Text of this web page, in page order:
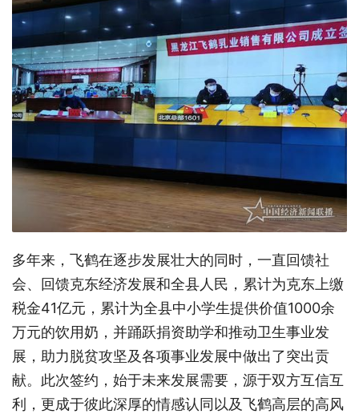
多年来，飞鹤在逐步发展壮大的同时，一直回馈社
会、回馈克东经济发展和全县人民，累计为克东上缴
税金41亿元，累计为全县中小学生提供价值1000余
万元的饮用奶，并踊跃捐资助学和推动卫生事业发
展，助力脱贫攻坚及各项事业发展中做出了突出贡
献。此次签约，始于未来发展需要，源于双方互信互
利，更成于彼此深厚的情感认同以及飞鹤高层的高风